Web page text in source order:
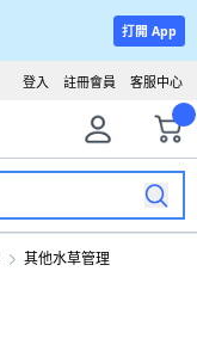
打開 App
客服中心
註冊會員
登入
其他水草管理